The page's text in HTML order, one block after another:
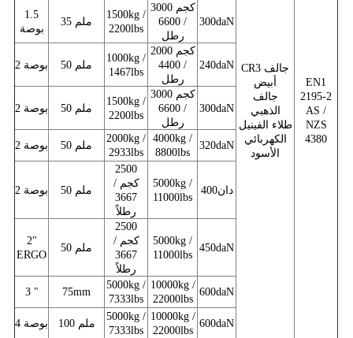
CR3 جالف
أبيض
جالف
الذهبي
طلاء الفينيل
الكهربائي
الأسود
EN1
2195-2
AS /
NZS
4380
1.5
بوصة
35 ملم
1500kg /
2200lbs
3000 كجم
/ 6600
رطل
300daN
2 بوصة 50 ملم
1000kg /
1467lbs
2000 كجم
/ 4400
رطل
240daN
2 بوصة 50 ملم
1500kg /
2200lbs
3000 كجم
/ 6600
رطل
300daN
2 بوصة 50 ملم
2000kg /
2933lbs
4000kg /
8800lbs
320daN
2 بوصة 50 ملم
2500
كجم /
3667
رطلاً
5000kg /
11000lbs
400دان
2"
ERGO
50 ملم
2500
كجم /
3667
رطلاً
5000kg /
11000lbs
450daN
3 " 75mm
5000kg /
7333lbs
10000kg /
22000lbs
600daN
4 بوصة 100 ملم
5000kg /
7333lbs
10000kg /
22000lbs
600daN